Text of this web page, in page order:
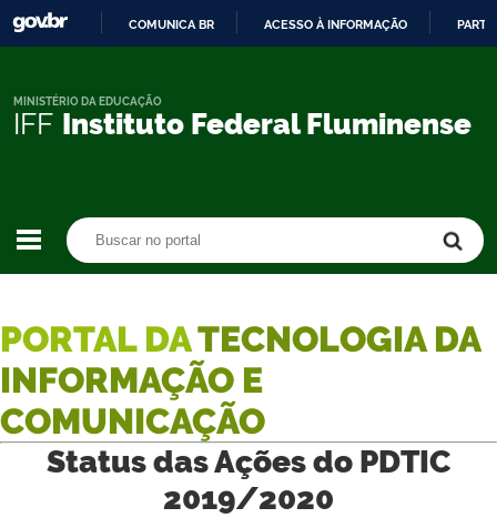
CONTEÚDO
COMUNICA BR ACESSO À INFORMAÇÃO
IFF Instituto Federal Fluminense
MINISTÉRIO DA EDUCAÇÃO
PORTAL DATECNOLOGIA DA
INFORMAÇÃO E
COMUNICAÇÃO
Status das Ações do PDTIC
2019/2020